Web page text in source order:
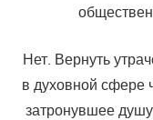
Нет. Вернуть
в духовной сфере
затронувшее душу